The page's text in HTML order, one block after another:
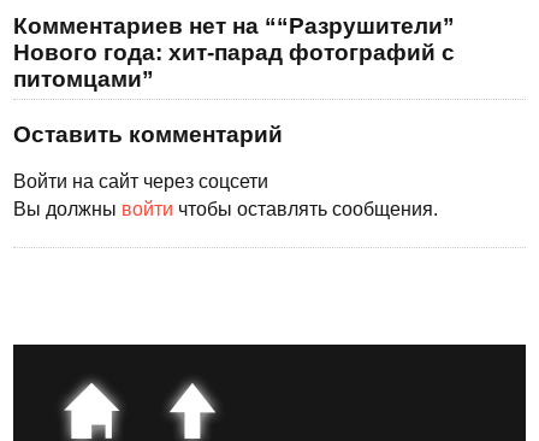
Комментариев нет на ““Разрушители”
Нового года: хит-парад фотографий с
питомцами”
Оставить комментарий
Войти на сайт через соцсети
Вы должны войти чтобы оставлять сообщения.